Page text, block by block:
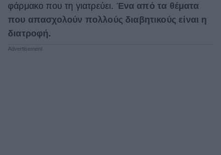
φάρμακο που τη γιατρεύει. Ένα από τα θέματα
που απασχολούν πολλούς διαβητικούς είναι η
διατροφή.